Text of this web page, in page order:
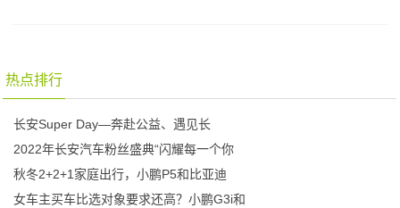
热点排行
长安Super Day—奔赴公益、遇见长
2022年长安汽车粉丝盛典“闪耀每一个你
秋冬2+2+1家庭出行，小鹏P5和比亚迪
女车主买车比选对象要求还高？小鹏G3i和